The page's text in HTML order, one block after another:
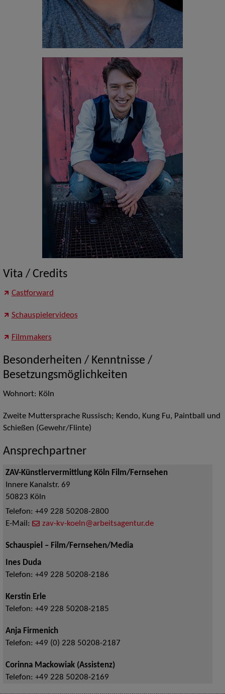
Vita / Credits
Castforward
Schauspielervideos
Filmmakers
Besonderheiten / Kenntnisse /
Besetzungsmöglichkeiten
Wohnort: Köln
Zweite Muttersprache Russisch; Kendo, Kung Fu, Paintball und
Schießen (Gewehr/Flinte)
Ansprechpartner
ZAV-Künstlervermittlung Köln Film/Fernsehen
Innere Kanalstr. 69
50823 Köln
Telefon: +49 228 50208-2800
E-Mail:
zav-kv-koeln@arbeitsagentur.de
Schauspiel – Film/Fernsehen/Media
Ines Duda
Telefon: +49 228 50208-2186
Kerstin Erle
Telefon: +49 228 50208-2185
Anja Firmenich
Telefon: +49 (0) 228 50208-2187
Corinna Mackowiak (Assistenz)
Telefon: +49 228 50208-2169